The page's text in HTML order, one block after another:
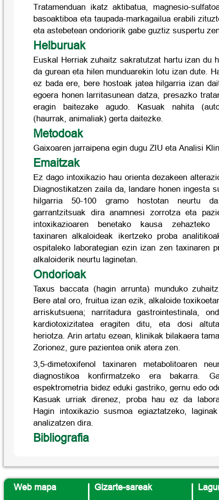
Tratamenduan ikatz aktibatua, magnesio-
basoaktiboa eta taupada-markagailua erabili
eta astebetean ondoriorik gabe guztiz suspertu
Helburuak
Euskal Herriak zuhaitz sakratutzat hartu izan du
da gurean eta hilen munduarekin lotu izan dute.
ez bada ere, bere hostoak jatea hilgarria izan
egoera honen larritasunean datza, presazko
eragin baitezake agudo. Kasuak nahita
(haurrak, animaliak) gerta daitezke.
Metodoak
Gaixoaren jarraipena egin dugu ZIU eta Analisi
Emaitzak
Ez dago intoxikazio hau orienta dezakeen
Diagnostikatzen zaila da, landare honen ingesta
hilgarria 50-100 gramo hostotan neurtu
garrantzitsuak dira anamnesi zorrotza eta
intoxikazioaren benetako kausa zehazteko
taxinaren alkaloideak ikertzeko proba
ospitaleko laborategian ezin izan zen taxinaren
alkaloiderik neurtu laginetan.
Ondorioak
Taxus baccata (hagin arrunta) munduko
Bere atal oro, fruitua izan ezik, alkaloide
arriskutsuena; narritadura gastrointestinala,
kardiotoxizitatea eragiten ditu, eta dosi
heriotza. Arin artatu ezean, klinikak bilakaera
Zorionez, gure pazientea onik atera zen.
3,5-dimetoxifenol taxinaren metabolitoaren
diagnostikoa konfirmatzeko era bakarra.
espektrometria bidez eduki gastriko, gernu edo
Kasuak urriak direnez, proba hau ez da
Hagin intoxikazio susmoa egiaztatzeko,
analizatzen dira.
Bibliografia
Web mapa Gizarte-sareak